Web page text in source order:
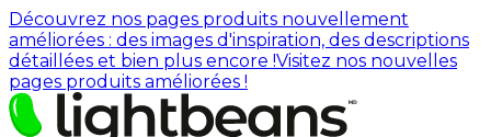
Découvrez nos pages produits nouvellement
améliorées : des images d'inspiration, des descriptions
détaillées et bien plus encore !Visitez nos nouvelles
pages produits améliorées !